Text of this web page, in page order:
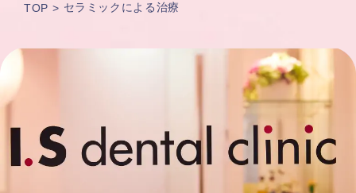
TOP セラミックによる治療